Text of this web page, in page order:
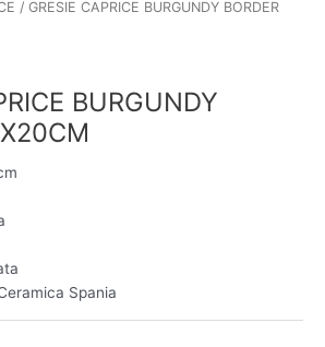
/ GRESIE CAPRICE BURGUNDY BORDER
BURGUNDY
Spania